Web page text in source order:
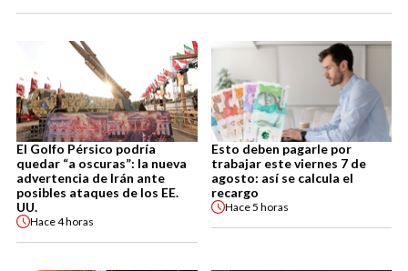
El Golfo Pérsico podría
quedar “a oscuras”: la nueva
advertencia de Irán ante
posibles ataques de los EE.
UU.
Hace4 horas
Esto deben pagarle por
trabajar este viernes 7 de
agosto: así se calcula el
recargo
Hace5 horas